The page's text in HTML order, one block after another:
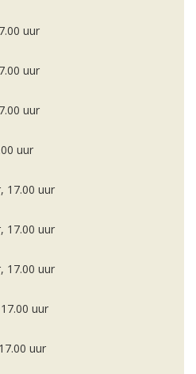
uur
uur
uur
uur
17.00 uur
17.00 uur
17.00 uur
uur
uur